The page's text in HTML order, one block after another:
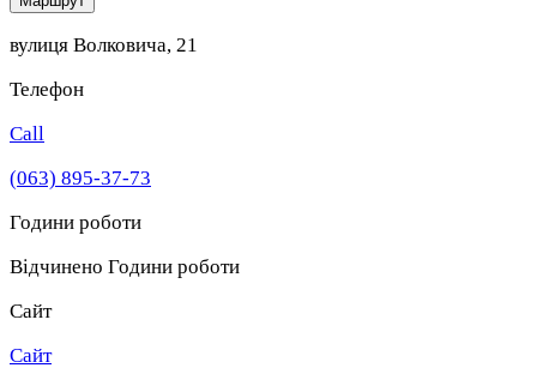
вулиця Волковича, 21
Телефон
Call
(063) 895-37-73
Години роботи
Відчинено Години роботи
Сайт
Сайт